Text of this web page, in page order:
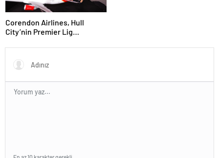
Corendon Airlines, Hull
City’nin Premier Lig
sürdürüyor